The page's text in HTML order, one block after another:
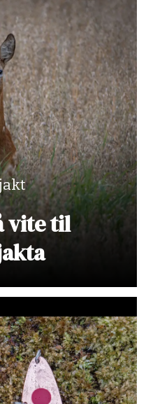
vite til